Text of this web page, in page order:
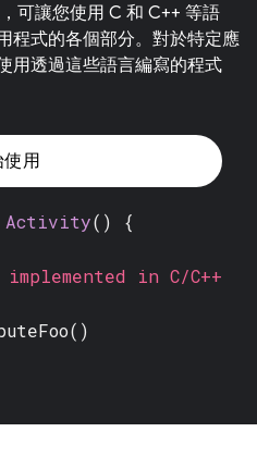
可讓您使用 C 和 C++ 等語
程式的各個部分。對於特定應
用透過這些語言編寫的程式
使用
Activity() {
in C/C++